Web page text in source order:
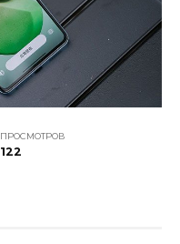
ПРОСМОТРОВ
122